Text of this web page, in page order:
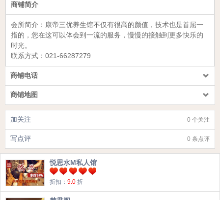
商铺简介
会所简介： 康帝三优养生馆不仅有很高的颜值，技术也是首屈一
指的，您在这可以体会到一流的服务，慢慢的接触到更多快乐的
时光。
联系方式： 021-66287279
商铺电话
商铺地图
0 个关注
加关注
0 条点评
写点评
悦思水M私人馆
折扣： 9.0 折